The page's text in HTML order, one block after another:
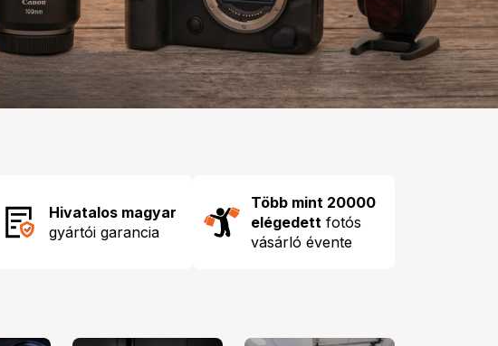
Hivatalos magyar
gyártói garancia
Több mint 20000
elégedett fotós
vásárló évente